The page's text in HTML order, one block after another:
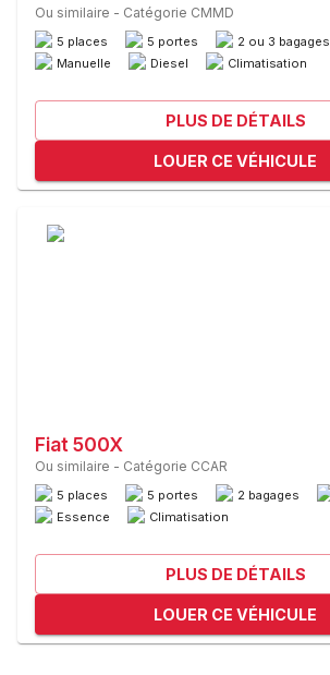
Ou similaire - Catégorie CMMD
5 places 5 portes
2 ou 3 bagages
Manuelle
Diesel Climatisation
PLUS DE DÉTAILS
LOUER CE VÉHICULE
Fiat 500X
Ou similaire - Catégorie CCAR
5 places 5 portes 2 bagages
Essence
Climatisation
PLUS DE DÉTAILS
LOUER CE VÉHICULE